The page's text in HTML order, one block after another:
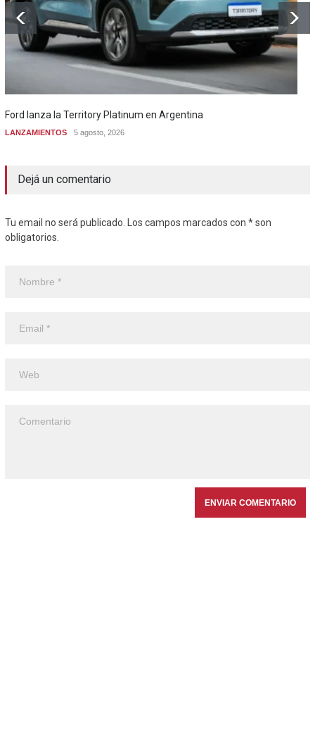
Ford lanza la Territory Platinum en Argentina
LANZAMIENTOS 5 agosto, 2026
Dejá un comentario
Tu email no será publicado. Los campos marcados con * son
obligatorios.